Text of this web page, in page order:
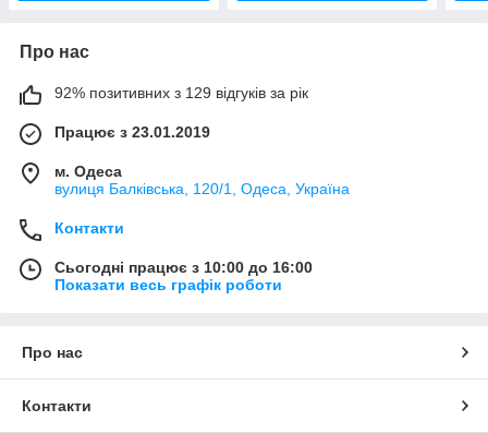
Про нас
92% позитивних з 129 відгуків за рік
Працює з 23.01.2019
м. Одеса
вулиця Балківська, 120/1, Одеса, Україна
Контакти
Сьогодні працює з 10:00 до 16:00
Показати весь графік роботи
Про нас
Контакти